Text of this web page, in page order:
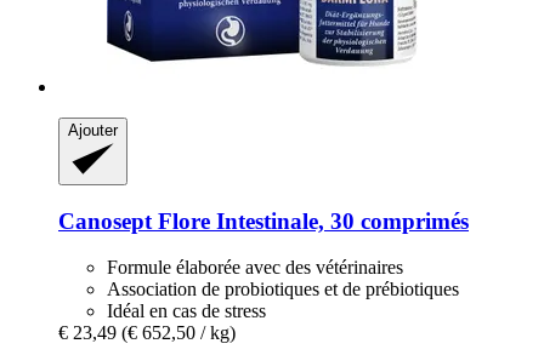
Ajouter
Canosept Flore Intestinale, 30 comprimés
Formule élaborée avec des vétérinaires
Association de probiotiques et de prébiotiques
Idéal en cas de stress
€ 23,49 (€ 652,50 / kg)